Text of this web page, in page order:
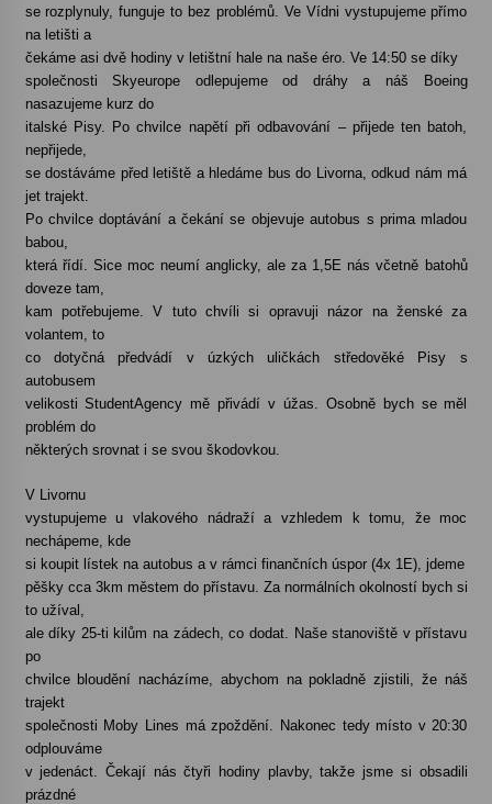
se rozplynuly, funguje to bez problémů. Ve Vídni vystupujeme přímo
na letišti a
čekáme asi dvě hodiny v letištní hale na naše éro. Ve 14:50 se díky
společnosti Skyeurope odlepujeme od dráhy a náš Boeing
nasazujeme kurz do
italské Pisy. Po chvilce napětí při odbavování – přijede ten batoh,
nepřijede,
se dostáváme před letiště a hledáme bus do Livorna, odkud nám má
jet trajekt.
Po chvilce doptávání a čekání se objevuje autobus s prima mladou
babou,
která řídí. Sice moc neumí anglicky, ale za 1,5E nás včetně batohů
doveze tam,
kam potřebujeme. V tuto chvíli si opravuji názor na ženské za
volantem, to
co dotyčná předvádí v úzkých uličkách středověké Pisy s
autobusem
velikosti StudentAgency mě přivádí v úžas. Osobně bych se měl
problém do
některých srovnat i se svou škodovkou.
V Livornu
vystupujeme u vlakového nádraží a vzhledem k tomu, že moc
nechápeme, kde
si koupit lístek na autobus a v rámci finančních úspor (4x 1E), jdeme
pěšky cca 3km městem do přístavu. Za normálních okolností bych si
to užíval,
ale díky 25-ti kilům na zádech, co dodat. Naše stanoviště v přístavu
po
chvilce bloudění nacházíme, abychom na pokladně zjistili, že náš
trajekt
společnosti Moby Lines má zpoždění. Nakonec tedy místo v 20:30
odplouváme
v jedenáct. Čekají nás čtyři hodiny plavby, takže jsme si obsadili
prázdné